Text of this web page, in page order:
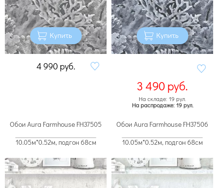
Купить
4 990 руб.
Купить
3 490руб.
На складе: 19 рул.
На распродаже: 19 рул.
Обои Aura Farmhouse FH37505
10.05м*0.52м, подгон 68см
Обои Aura Farmhouse FH37506
10.05м*0.52м, подгон 68см